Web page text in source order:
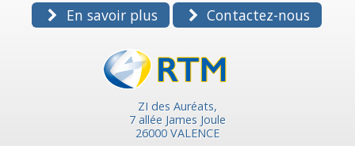
En savoir plus Contactez-nous
ZI des Auréats,
7 allée James Joule
26000 VALENCE